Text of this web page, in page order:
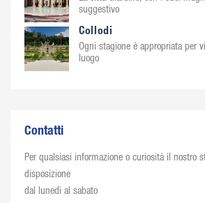
suggestivo
Collodi
Ogni stagione è appropriata per
luogo
Contatti
Per qualsiasi informazione o curiosità il nostro
disposizione
dal lunedì al sabato